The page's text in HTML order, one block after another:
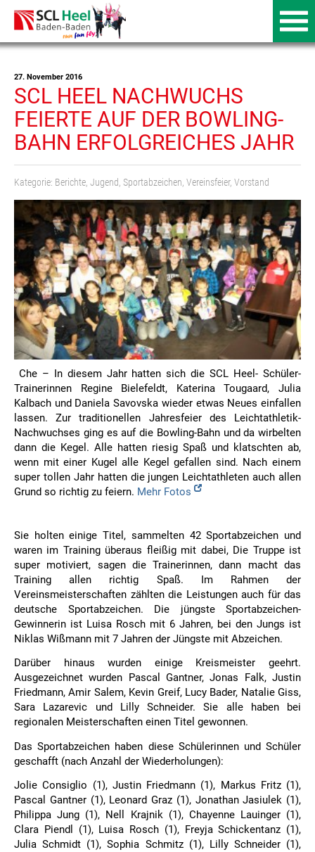
27. November 2016
SCL HEEL NACHWUCHS
FEIERTE AUF DER BOWLING-
BAHN ERFOLGREICHES JAHR
Kategorie: Berichte, Jugend, Sportabzeichen, Vereinsfeier, Vorstand
Che – In diesem Jahr hatten sich die SCL Heel- Schüler-
Trainerinnen Regine Bielefeldt, Katerina Tougaard, Julia
Kalbach und Daniela Savovska wieder etwas Neues einfallen
lassen. Zur traditionellen Jahresfeier des Leichtathletik-
Nachwuchses ging es auf die Bowling-Bahn und da wirbelten
dann die Kegel. Alle hatten riesig Spaß und klatschten ab,
wenn mit einer Kugel alle Kegel gefallen sind. Nach einem
super tollen Jahr hatten die jungen Leichtathleten auch allen
Grund so richtig zu feiern. Mehr Fotos
Sie holten einige Titel, sammelten 42 Sportabzeichen und
waren im Training überaus fleißig mit dabei, Die Truppe ist
super motiviert, sagen die Trainerinnen, dann macht das
Training allen richtig Spaß. Im Rahmen der
Vereinsmeisterschaften zählten die Leistungen auch für das
deutsche Sportabzeichen. Die jüngste Sportabzeichen-
Gewinnerin ist Luisa Rosch mit 6 Jahren, bei den Jungs ist
Niklas Wißmann mit 7 Jahren der Jüngste mit Abzeichen.
Darüber hinaus wurden einige Kreismeister geehrt.
Ausgezeichnet wurden Pascal Gantner, Jonas Falk, Justin
Friedmann, Amir Salem, Kevin Greif, Lucy Bader, Natalie Giss,
Sara Lazarevic und Lilly Schneider. Sie alle haben bei
regionalen Meisterschaften einen Titel gewonnen.
Das Sportabzeichen haben diese Schülerinnen und Schüler
geschafft (nach Anzahl der Wiederholungen):
Jolie Consiglio (1), Justin Friedmann (1), Markus Fritz (1),
Pascal Gantner (1), Leonard Graz (1), Jonathan Jasiulek (1),
Philippa Jung (1), Nell Krajnik (1), Chayenne Lauinger (1),
Clara Piendl (1), Luisa Rosch (1), Freyja Schickentanz (1),
Julia Schmidt (1), Sophia Schmitz (1), Lilly Schneider (1),